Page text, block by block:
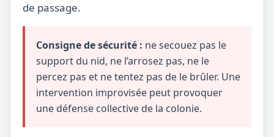
de passage.
Consigne de sécurité : ne secouez pas le
support du nid, ne l’arrosez pas, ne le
percez pas et ne tentez pas de le brûler. Une
intervention improvisée peut provoquer
une défense collective de la colonie.